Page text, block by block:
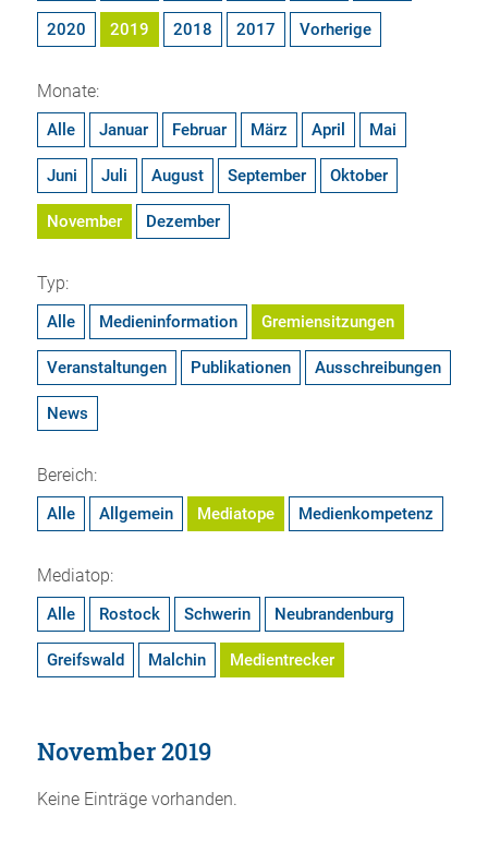
2020 2019 2018 2017 Vorherige
Monate:
Alle Januar Februar März April Mai
Juni Juli August September Oktober
November Dezember
Typ:
Alle Medieninformation Gremiensitzungen
Veranstaltungen Publikationen Ausschreibungen
News
Bereich:
Alle Allgemein Mediatope Medienkompetenz
Mediatop:
Alle Rostock Schwerin Neubrandenburg
Greifswald Malchin Medientrecker
November 2019
Keine Einträge vorhanden.